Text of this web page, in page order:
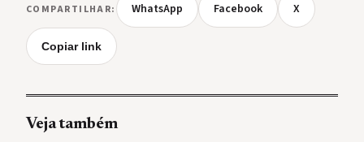
COMPARTILHAR: WhatsApp Facebook X
Copiar link
Veja também